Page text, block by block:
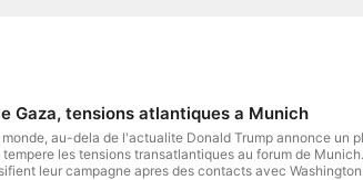
Gaza, tensions atlantiques a Munich
au-dela de l'actualite Donald Trump annonce un
les tensions transatlantiques au forum de
avec Washington. TITRES DU JOUR: MOYEN-ORIENT Trump annonce un plan